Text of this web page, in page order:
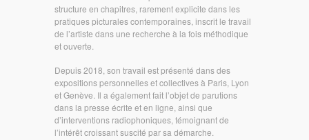
structure en chapitres, rarement explicite dans les
pratiques picturales contemporaines, inscrit le travail
de l’artiste dans une recherche à la fois méthodique
et ouverte.
Depuis 2018, son travail est présenté dans des
expositions personnelles et collectives à Paris, Lyon
et Genève. Il a également fait l’objet de parutions
dans la presse écrite et en ligne, ainsi que
d’interventions radiophoniques, témoignant de
l’intérêt croissant suscité par sa démarche.